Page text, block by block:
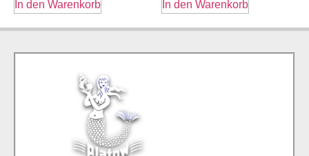
In den Warenkorb In den Warenkorb